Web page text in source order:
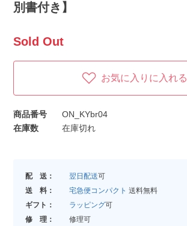
別書付き】
Sold Out
お気に入りに入れる
商品番号
ON_KYbr04
在庫数
在庫切れ
配 送： 翌日配送可
送 料：
宅急便コンパクト 送料無料
ギフト：
ラッピング可
修 理：
修理可